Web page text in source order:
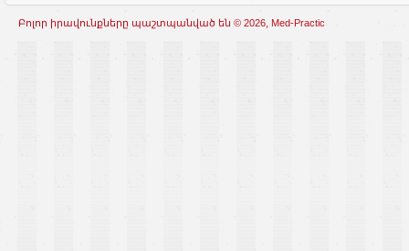
Բոլոր իրավունքները պաշտպանված են © 2026, Med-Practic